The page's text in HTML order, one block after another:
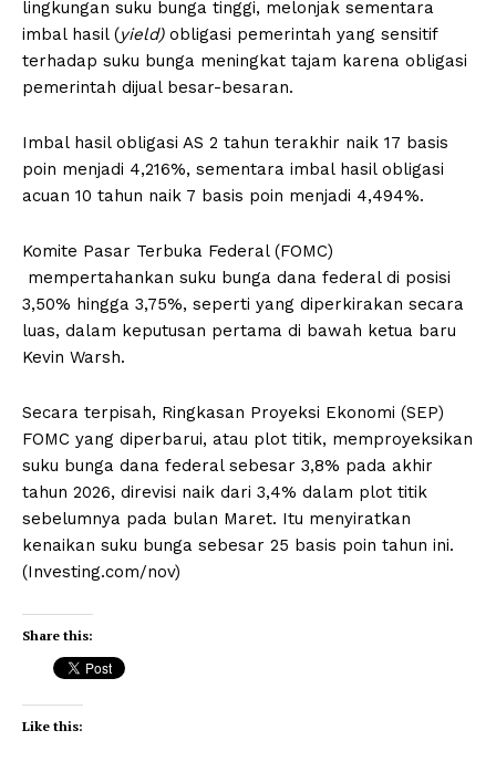
lingkungan suku bunga tinggi, melonjak sementara
imbal hasil (yield) obligasi pemerintah yang sensitif
terhadap suku bunga meningkat tajam karena obligasi
pemerintah dijual besar-besaran.
Imbal hasil obligasi AS 2 tahun terakhir naik 17 basis
poin menjadi 4,216%, sementara imbal hasil obligasi
acuan 10 tahun naik 7 basis poin menjadi 4,494%.
Komite Pasar Terbuka Federal (FOMC)
mempertahankan suku bunga dana federal di posisi
3,50% hingga 3,75%, seperti yang diperkirakan secara
luas, dalam keputusan pertama di bawah ketua baru
Kevin Warsh.
Secara terpisah, Ringkasan Proyeksi Ekonomi (SEP)
FOMC yang diperbarui, atau plot titik, memproyeksikan
suku bunga dana federal sebesar 3,8% pada akhir
tahun 2026, direvisi naik dari 3,4% dalam plot titik
sebelumnya pada bulan Maret. Itu menyiratkan
kenaikan suku bunga sebesar 25 basis poin tahun ini.
(Investing.com/nov)
Share this:
Like this: